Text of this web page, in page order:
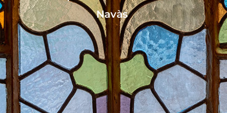
Navàs